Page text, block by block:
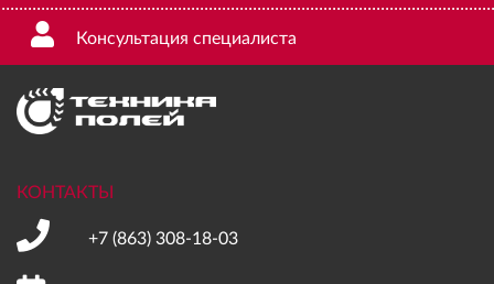
Консультация специалиста
КОНТАКТЫ
+7 (863) 308-18-03